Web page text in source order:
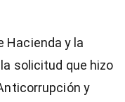
Hacienda y la
solicitud que hizo
y